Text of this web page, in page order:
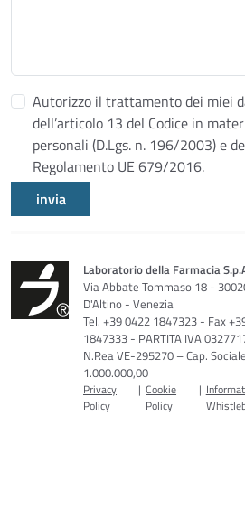
Autorizzo il trattamento dei miei
dell’articolo 13 del Codice in
personali (D.Lgs. n. 196/2003) e
Regolamento UE 679/2016.
invia
Laboratorio della Farmacia
Via Abbate Tommaso 18 -
D'Altino - Venezia
Tel. +39 0422 1847323 - Fax
1847333 - PARTITA IVA
N.Rea VE-295270 – Cap.
1.000.000,00
Privacy
Policy
| Cookie
Policy
|